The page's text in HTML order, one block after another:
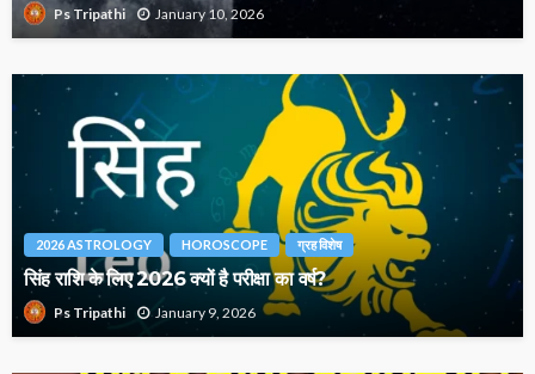
Ps Tripathi January 10, 2026
2026 ASTROLOGY HOROSCOPE ग्रह विशेष
सिंह राशि के लिए 2026 क्यों है परीक्षा का वर्ष?
Ps Tripathi January 9, 2026